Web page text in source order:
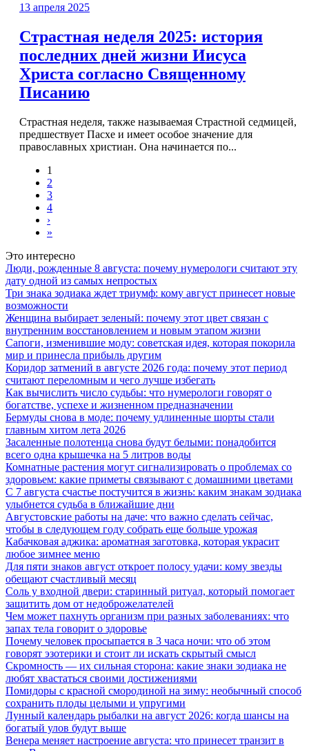
13 апреля 2025
Страстная неделя 2025: история
последних дней жизни Иисуса
Христа согласно Священному
Писанию
Страстная неделя, также называемая Страстной седмицей,
предшествует Пасхе и имеет особое значение для
православных христиан. Она начинается по...
1
2
3
4
›
»
Это интересно
Люди, рожденные 8 августа: почему нумерологи считают эту
дату одной из самых непростых
Три знака зодиака ждет триумф: кому август принесет новые
возможности
Женщина выбирает зеленый: почему этот цвет связан с
внутренним восстановлением и новым этапом жизни
Сапоги, изменившие моду: советская идея, которая покорила
мир и принесла прибыль другим
Коридор затмений в августе 2026 года: почему этот период
считают переломным и чего лучше избегать
Как вычислить число судьбы: что нумерологи говорят о
богатстве, успехе и жизненном предназначении
Бермуды снова в моде: почему удлиненные шорты стали
главным хитом лета 2026
Засаленные полотенца снова будут белыми: понадобится
всего одна крышечка на 5 литров воды
Комнатные растения могут сигнализировать о проблемах со
здоровьем: какие приметы связывают с домашними цветами
С 7 августа счастье постучится в жизнь: каким знакам зодиака
улыбнется судьба в ближайшие дни
Августовские работы на даче: что важно сделать сейчас,
чтобы в следующем году собрать еще больше урожая
Кабачковая аджика: ароматная заготовка, которая украсит
любое зимнее меню
Для пяти знаков август откроет полосу удачи: кому звезды
обещают счастливый месяц
Соль у входной двери: старинный ритуал, который помогает
защитить дом от недоброжелателей
Чем может пахнуть организм при разных заболеваниях: что
запах тела говорит о здоровье
Почему человек просыпается в 3 часа ночи: что об этом
говорят эзотерики и стоит ли искать скрытый смысл
Скромность — их сильная сторона: какие знаки зодиака не
любят хвастаться своими достижениями
Помидоры с красной смородиной на зиму: необычный способ
сохранить плоды целыми и упругими
Лунный календарь рыбалки на август 2026: когда шансы на
богатый улов будут выше
Венера меняет настроение августа: что принесет транзит в